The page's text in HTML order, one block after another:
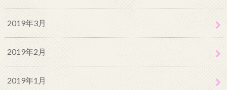
2019年3月
2019年2月
2019年1月